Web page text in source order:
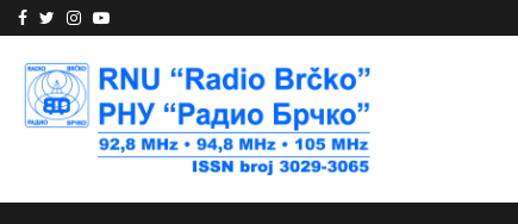
Facebook
Twitter
Instagram
Youtube